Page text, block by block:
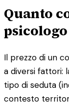
Quanto
Il prezzo di un
a diversi fattori:
tipo di seduta
contesto